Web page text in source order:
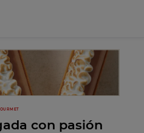
du chocolat
con pasión